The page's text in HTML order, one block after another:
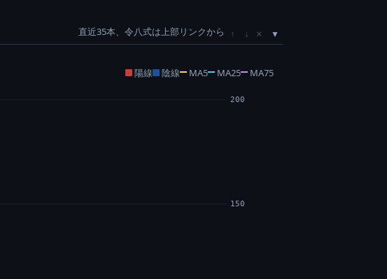
直近35本、令八式は上部リンクから ↑ ↓ ×
陽線 陰線 MA5 MA25 MA75
150
200